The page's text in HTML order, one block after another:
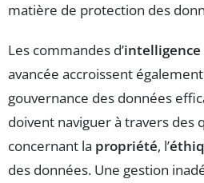
matière de protection des
Les commandes d’
avancée accroissent
gouvernance des données
doivent naviguer à travers des
concernant la propriété, l’
des données. Une gestion